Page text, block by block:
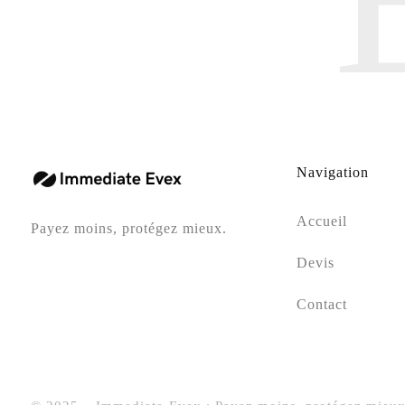
Payez moins, protégez mieux.
Navigation
Accueil
Devis
Contact